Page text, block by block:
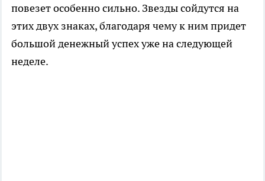
повезет особенно сильно. Звезды сойдутся на
этих двух знаках, благодаря чему к ним придет
большой денежный успех уже на следующей
неделе.